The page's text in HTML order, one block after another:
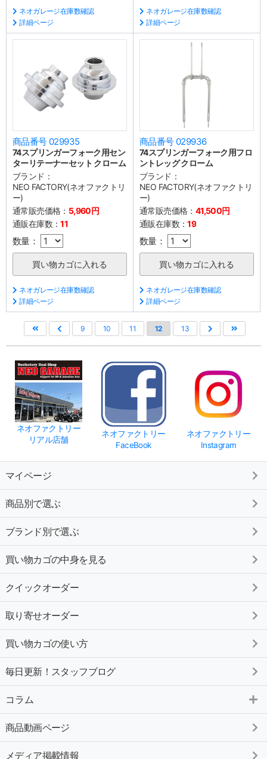
ネオガレージ在庫数確認
詳細ページ
ネオガレージ在庫数確認
詳細ページ
商品番号 029935
74スプリンガーフォーク用セン
ターリテーナーセット クローム
ブランド：
NEO FACTORY(ネオファクトリ
ー)
通常販売価格： 5,960円
通販在庫数：11
数量：
ネオガレージ在庫数確認
詳細ページ
商品番号 029936
74スプリンガーフォーク用フロ
ントレッグ クローム
ブランド：
NEO FACTORY(ネオファクトリ
ー)
通常販売価格： 41,500円
通販在庫数：19
数量：
ネオガレージ在庫数確認
詳細ページ
9 10 11 12 13
ネオファクトリー
リアル店舗
ネオファクトリー
FaceBook
ネオファクトリー
Instagram
マイページ
商品別で選ぶ
ブランド別で選ぶ
買い物カゴの中身を見る
クイックオーダー
取り寄せオーダー
買い物カゴの使い方
毎日更新！スタッフブログ
コラム
商品動画ページ
メディア掲載情報